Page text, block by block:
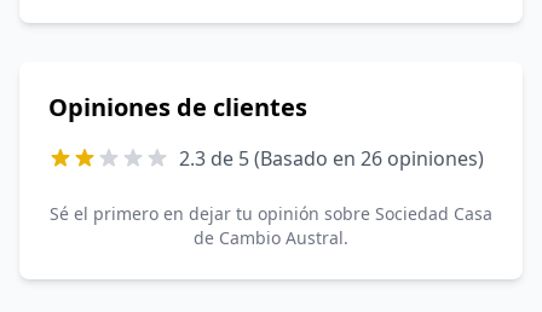
Opiniones de clientes
2.3 de 5 (Basado en 26 opiniones)
Sé el primero en dejar tu opinión sobre Sociedad Casa
de Cambio Austral.